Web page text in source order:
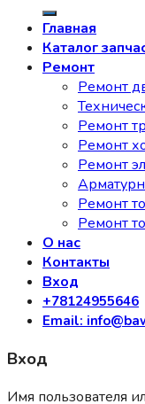
Главная
Каталог
Ремонт
Ремонт
Ремонт
Ремонт
Ремонт
Ремонт
Ремонт
О нас
Контакты
Вход
+78124955646
Email:
Вход
Имя пользователя